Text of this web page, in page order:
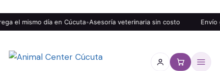
el mismo día en Cúcuta•Asesoría veterinaria sin costo Envío